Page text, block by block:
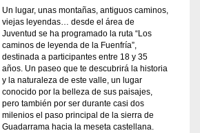
Un lugar, unas montañas, antiguos caminos,
viejas leyendas… desde el área de
Juventud se ha programado la ruta “Los
caminos de leyenda de la Fuenfría”,
destinada a participantes entre 18 y 35
años. Un paseo que te descubrirá la historia
y la naturaleza de este valle, un lugar
conocido por la belleza de sus paisajes,
pero también por ser durante casi dos
milenios el paso principal de la sierra de
Guadarrama hacia la meseta castellana.